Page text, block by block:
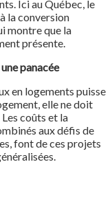
Ici au Québec, le
la conversion
montre que la
présente.
panacée
en logements puisse
elle ne doit
coûts et la
aux défis de
font de ces projets